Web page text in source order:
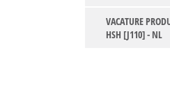
VACATURE
HSH [J110] - NL